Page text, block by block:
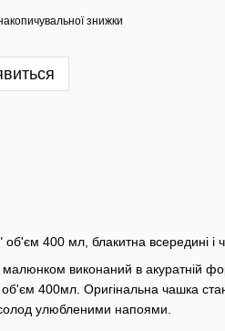
знижки
400 мл, блакитна всередині і
виконаний в акуратній
400мл. Оригінальна чашка
улюбленими напоями.